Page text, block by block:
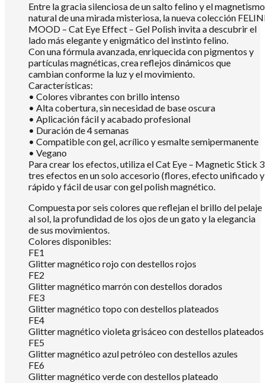
Entre la gracia silenciosa de un salto felino y el magnetismo
natural de una mirada misteriosa, la nueva colección
MOOD – Cat Eye Effect – Gel Polish invita a descubrir el
lado más elegante y enigmático del instinto felino.
Con una fórmula avanzada, enriquecida con pigmentos y
partículas magnéticas, crea reflejos dinámicos que
cambian conforme la luz y el movimiento.
Características:
• Colores vibrantes con brillo intenso
• Alta cobertura, sin necesidad de base oscura
• Aplicación fácil y acabado profesional
• Duración de 4 semanas
• Compatible con gel, acrílico y esmalte semipermanente
• Vegano
Para crear los efectos, utiliza el Cat Eye – Magnetic Stick 3
tres efectos en un solo accesorio (flores, efecto unificado y
rápido y fácil de usar con gel polish magnético.
Compuesta por seis colores que reflejan el brillo del pelaje
al sol, la profundidad de los ojos de un gato y la elegancia
de sus movimientos.
Colores disponibles:
FE1
Glitter magnético rojo con destellos rojos
FE2
Glitter magnético marrón con destellos dorados
FE3
Glitter magnético topo con destellos plateados
FE4
Glitter magnético violeta grisáceo con destellos plateados
FE5
Glitter magnético azul petróleo con destellos azules
FE6
Glitter magnético verde con destellos plateado